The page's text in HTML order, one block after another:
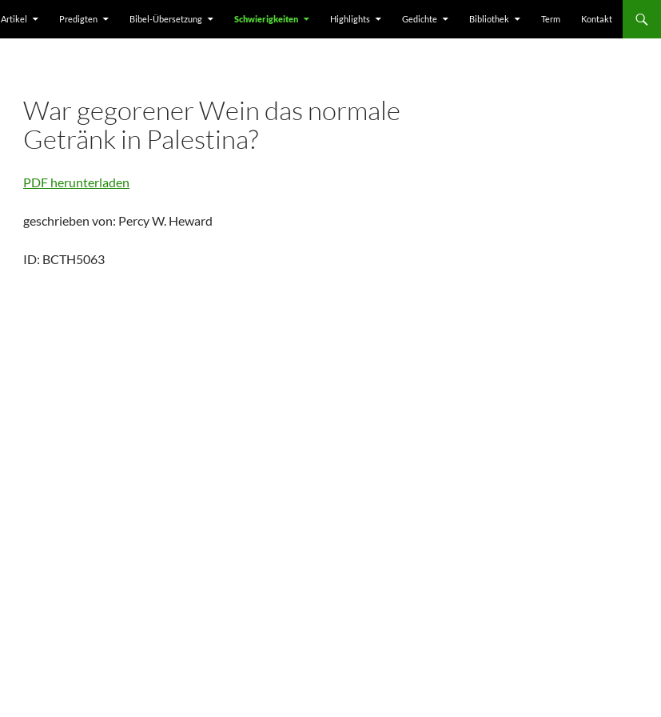
Artikel Predigten Bibel-Übersetzung Schwierigkeiten Highlights Gedichte Bibliothek Term Kontakt
War gegorener Wein das normale
Getränk in Palestina?
PDF herunterladen
geschrieben von: Percy W. Heward
ID: BCTH5063